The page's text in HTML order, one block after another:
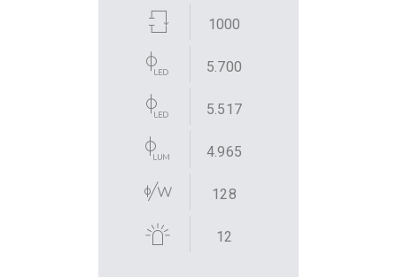
1000
5.700
5.517
4.965
128
12